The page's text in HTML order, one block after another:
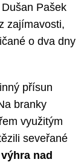
Pašek
zajímavosti,
o dva dny
přísun
branky
využitým
seveřané
nad